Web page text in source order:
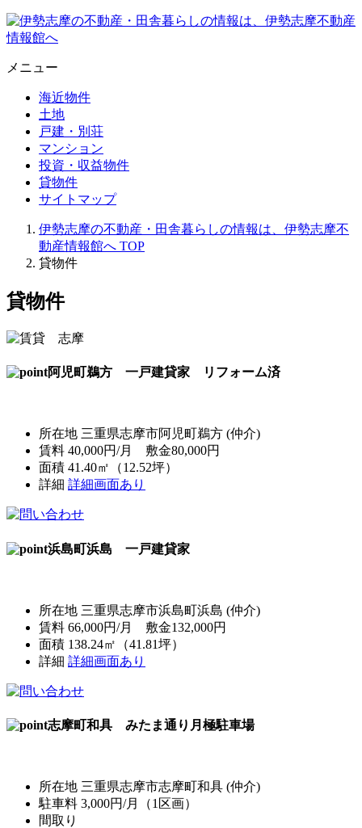
メニュー
海近物件
土地
戸建・別荘
マンション
投資・収益物件
貸物件
サイトマップ
伊勢志摩の不動産・田舎暮らしの情報は、伊勢志摩不
動産情報館へ TOP
貸物件
貸物件
阿児町鵜方 一戸建貸家 リフォーム済
所在地 三重県志摩市阿児町鵜方 (仲介)
賃料 40,000円/月 敷金80,000円
面積 41.40㎡（12.52坪）
詳細 詳細画面あり
浜島町浜島 一戸建貸家
所在地 三重県志摩市浜島町浜島 (仲介)
賃料 66,000円/月 敷金132,000円
面積 138.24㎡（41.81坪）
詳細 詳細画面あり
志摩町和具 みたま通り月極駐車場
所在地 三重県志摩市志摩町和具 (仲介)
駐車料 3,000円/月（1区画）
間取り